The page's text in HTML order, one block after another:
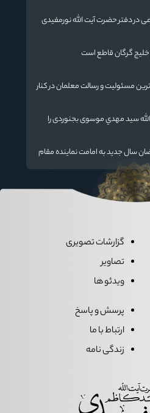
در دفتر حضرت آیت الله نورمفیدی
خلیج گرگان قاطع است
مسئولیت و رسالت معلمان در کنار
الله سيد مهدي موسوی بجنوردی را
سال جدید به امامت نماینده مقام
می گردد.
گزارشات تصویری
تصاویر
ویدئو ها
پرسش و پاسخ
ارتباط با ما
زندگی نامه